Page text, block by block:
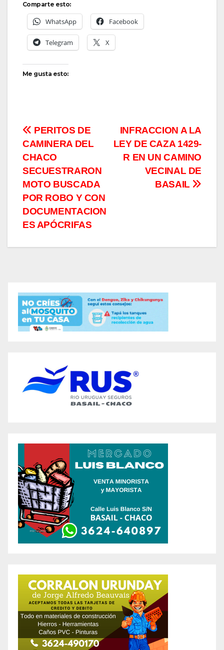
Comparte esto:
WhatsApp Facebook
Telegram X
Me gusta esto:
Navegación
de
entradas
INFRACCION A LA
LEY DE CAZA 1429-
R EN UN CAMINO
VECINAL DE
BASAIL
PERITOS DE
CAMINERA DEL
CHACO
SECUESTRARON
MOTO BUSCADA
POR ROBO Y CON
DOCUMENTACION
ES APÓCRIFAS